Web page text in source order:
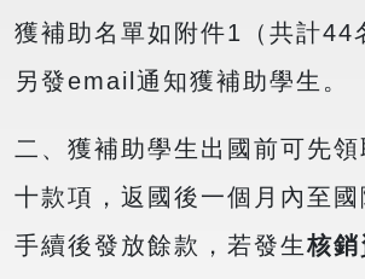
獲補助名單如附件1（共計44
另發email通知獲補助學生。
二、獲補助學生出國前可先領
十款項，返國後一個月內至
手續後發放餘款，若發生核